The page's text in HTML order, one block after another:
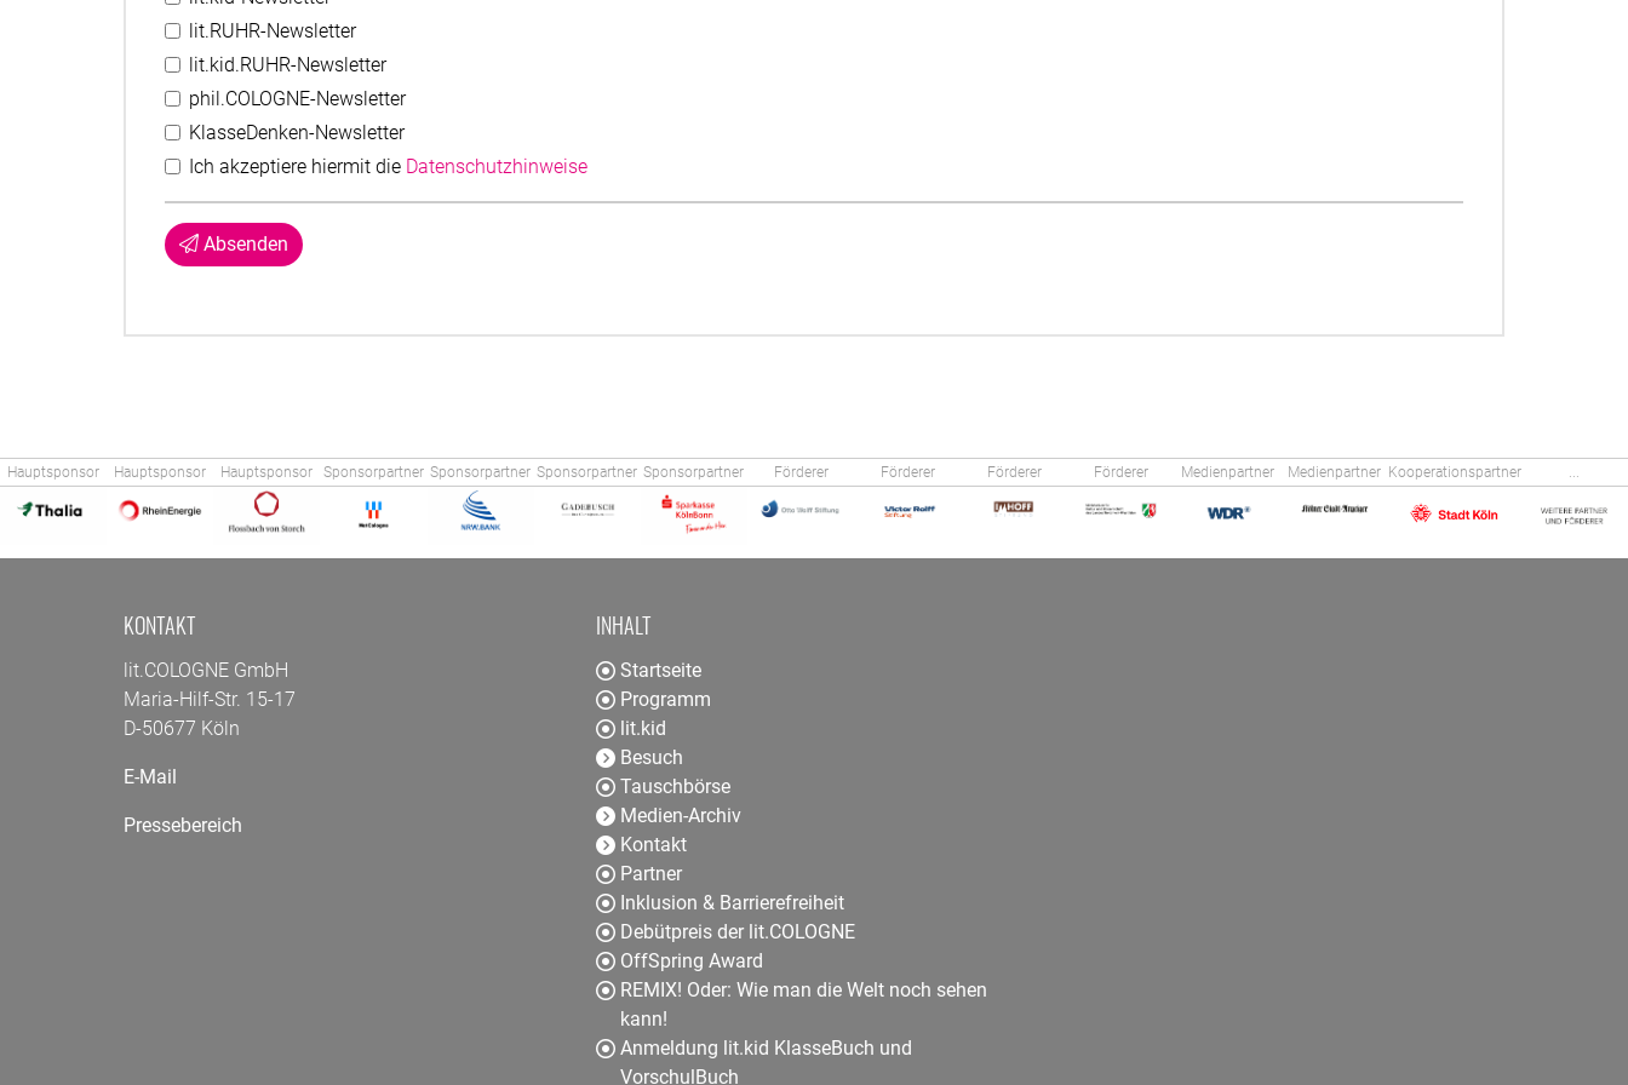
lit.RUHR-Newsletter
lit.kid.RUHR-Newsletter
phil.COLOGNE-Newsletter
KlasseDenken-Newsletter
Ich akzeptiere hiermit die Datenschutzhinweise
Absenden
Hauptsponsor Hauptsponsor Hauptsponsor Sponsorpartner Sponsorpartner Sponsorpartner Sponsorpartner Förderer Förderer Förderer Förderer Medienpartner Medienpartner Kooperationspartner ...
KONTAKT
lit.COLOGNE GmbH
Maria-Hilf-Str. 15-17
D-50677 Köln
E-Mail
Pressebereich
INHALT
Startseite
Programm
lit.kid
Besuch
Tauschbörse
Medien-Archiv
Kontakt
Partner
Inklusion & Barrierefreiheit
Debütpreis der lit.COLOGNE
OffSpring Award
REMIX! Oder: Wie man die Welt noch sehen
kann!
Anmeldung lit.kid KlasseBuch und
VorschulBuch